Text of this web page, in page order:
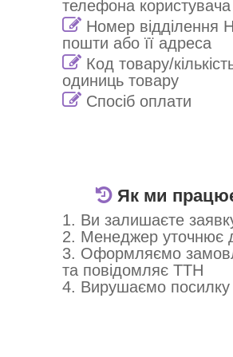
Як ми
1. Ви залишаєте
2. Менеджер уточнює
3. Оформляємо
та повідомляє ТТН
4. Вирушаємо посилку
телефона користувача
Номер відділення
пошти або її адреса
Код товару/
одиниць товару
Спосіб оплати